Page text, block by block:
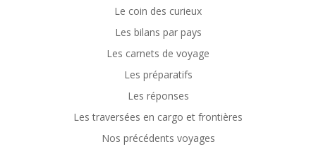
Le coin des curieux
Les bilans par pays
Les carnets de voyage
Les préparatifs
Les réponses
Les traversées en cargo et frontières
Nos précédents voyages